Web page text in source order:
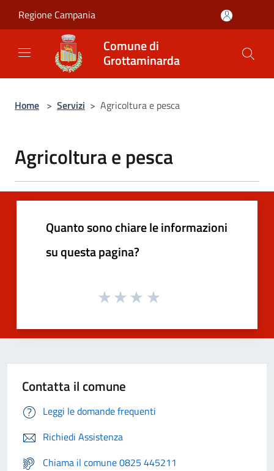
Regione Campania
Comune di
Grottaminarda
Home > Servizi > Agricoltura e pesca
Agricoltura e pesca
Quanto sono chiare le informazioni
su questa pagina?
Contatta il comune
Leggi le domande frequenti
Richiedi Assistenza
Chiama il comune 0825 445211